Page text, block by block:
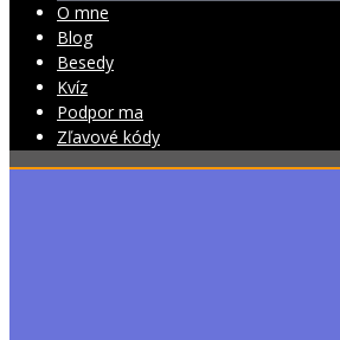
O mne
Blog
Besedy
Kvíz
Podpor ma
Zľavové kódy